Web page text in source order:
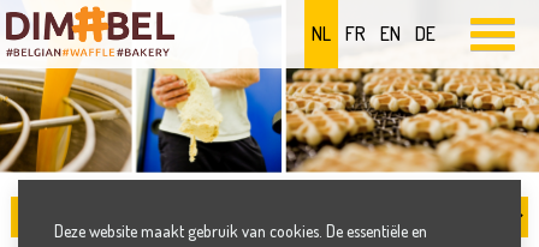
NL FR EN DE
Deze website maakt gebruik van cookies. De essentiële en